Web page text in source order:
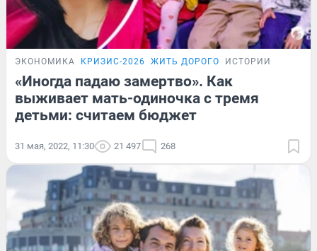
ЭКОНОМИКА КРИЗИС-2026 ЖИТЬ ДОРОГО ИСТОРИИ
«Иногда падаю замертво». Как
выживает мать-одиночка с тремя
детьми: считаем бюджет
31 мая, 2022, 11:30 21 497 268